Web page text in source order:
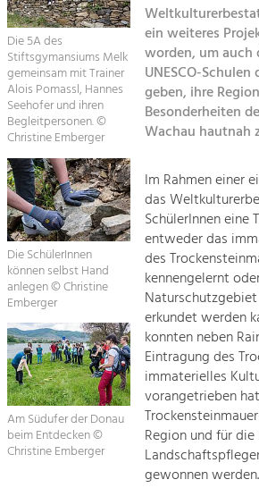
Suche
Impressum
Kontakt
Landscape.
Tourism
Offer Development and Positioning
Art & Culture
Crafts, Science and Research.
Social Affairs, Education
& Identity
Equality, Youth and Integration.
Mobility & Energy
Climate Change, Public Transport and
Renewable Energy.
Economy
Increase in Regional Value Added.
Die 5A des
Stiftsgymansiums Melk
gemeinsam mit Trainer
Alois Pomassl, Hannes
Seehofer und ihren
Begleitpersonen. ©
Christine Emberger
Die SchülerInnen
können selbst Hand
anlegen © Christine
Emberger
Am Südufer der Donau
beim Entdecken ©
Christine Emberger
ein weiteres
worden, um auch
UNESCO-
geben, ihre
Besonderheiten
Wachau hautnah
Im Rahmen einer
das
SchülerInnen eine
entweder das
des
kennengelernt
erkundet werden
konnten neben
Eintragung des
immaterielles
vorangetrieben
Region und für
gewonnen werden.